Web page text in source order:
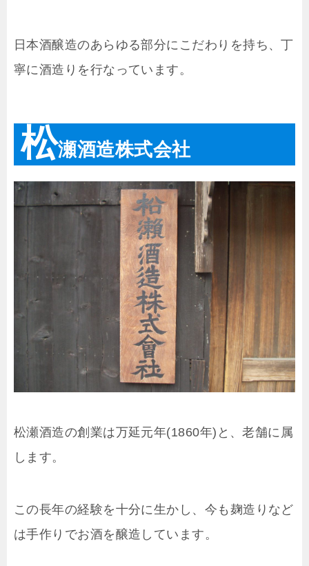
日本酒醸造のあらゆる部分にこだわりを持ち、丁
寧に酒造りを行なっています。
松瀬酒造株式会社
松瀬酒造の創業は万延元年(1860年)と、老舗に属
します。
この長年の経験を十分に生かし、今も麹造りなど
は手作りでお酒を醸造しています。